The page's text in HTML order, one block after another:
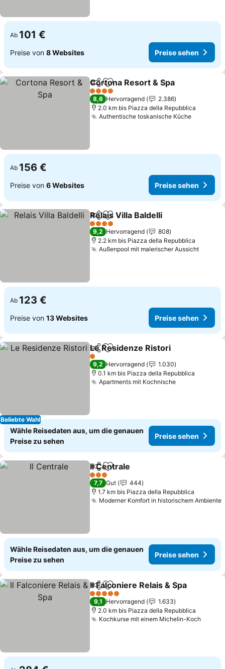
Ab 101 €
Preise von 8 Websites Preise sehen
TeilenZu Favoriten hinzufügen
Cortona Resort & Spa
4 Sterne
8,6 Hervorragend
2.386
2.0 km bis Piazza della Repubblica
Authentische toskanische KüchePreise
Ab 156 €
Preise von 6 Websites Preise sehen
TeilenZu Favoriten hinzufügen
Relais Villa Baldelli
4 Sterne
9,2 Hervorragend
808
2.2 km bis Piazza della Repubblica
Außenpool mit malerischer AussichtPreise
Ab 123 €
Preise von 13 Websites Preise sehen
Beliebte Wahl
TeilenZu Favoriten hinzufügen
Le Residenze Ristori
1 Sterne
9,2 Hervorragend
1.030
0.1 km bis Piazza della Repubblica
Apartments mit KochnischePreise sehen
Wähle Reisedaten aus, um die genauen
Preise zu sehen
Preise sehen
TeilenZu Favoriten hinzufügen
Il Centrale
3 Sterne
7,7 Gut
444
1.7 km bis Piazza della Repubblica
Moderner Komfort in historischem Ambiente
Wähle Reisedaten aus, um die genauen
Preise zu sehen
Preise sehen
TeilenZu Favoriten hinzufügen
Il Falconiere Relais & Spa
5 Sterne
9,1 Hervorragend
1.633
2.0 km bis Piazza della Repubblica
Kochkurse mit einem Michelin-Koch